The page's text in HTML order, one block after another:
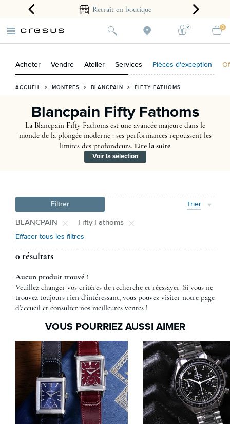
en boutique Créer une alerte
0
Acheter Vendre Atelier Services Pièces d'exception
ACCUEIL > MONTRES > BLANCPAIN > FIFTY FATHOMS
Blancpain Fifty Fathoms
La Blancpain Fifty Fathoms est une avancée majeure dans le
monde de la plongée moderne : ses performances repoussent les
limites des profondeurs. Lire la suite
Voir la sélection
Filtrer Trier
BLANCPAIN Fifty Fathoms
Effacer tous les filtres
0 résultats
Aucun produit trouvé !
Veuillez changer vos critères de recherche et réessayer. Si vous ne
trouvez toujours rien d'intéressant, vous pouvez visiter notre page
d'accueil et consulter nos meilleures ventes !
VOUS POURRIEZ AUSSI AIMER